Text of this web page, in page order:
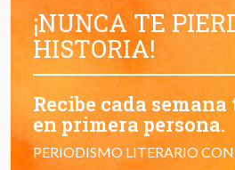
¡NUNCA TE
HISTORIA!
Recibe cada
en primera persona.
PERIODISMO LITERARIO